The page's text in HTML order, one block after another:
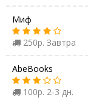
Миф
250р. Завтра
AbeBooks
100р. 2-3 дн.